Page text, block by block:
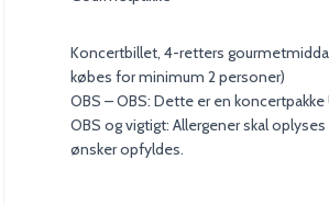
Koncertbillet, 4-retters
købes for minimum 2 personer)
OBS – OBS: Dette er en
OBS og vigtigt: Allergener skal
ønsker opfyldes.